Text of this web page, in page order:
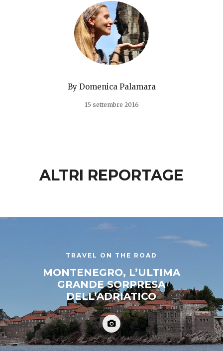
By Domenica Palamara
15 settembre 2016
ALTRI REPORTAGE
TRAVEL ON THE ROAD
MONTENEGRO, L’ULTIMA
GRANDE SORPRESA
DELL’ADRIATICO